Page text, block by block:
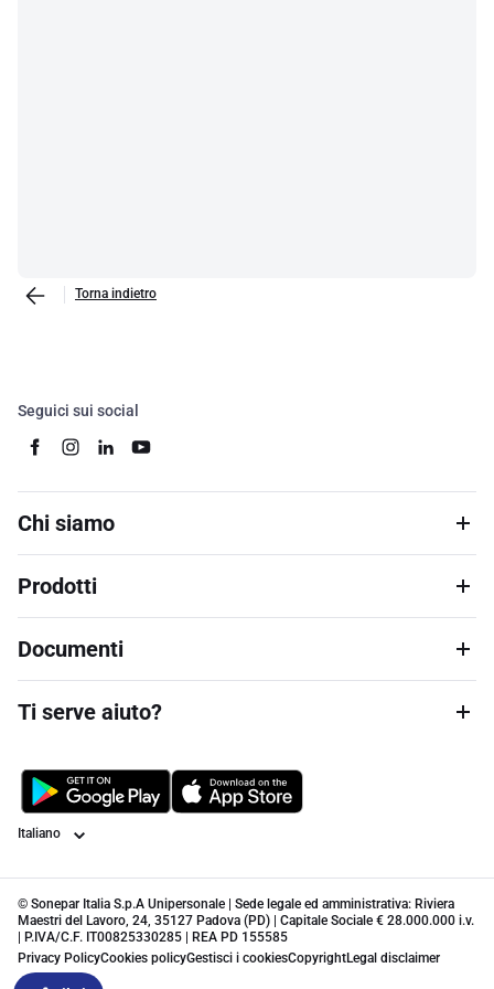
Torna indietro
Seguici sui social
Chi siamo
Prodotti
Documenti
Ti serve aiuto?
Lingua
© Sonepar Italia S.p.A Unipersonale | Sede legale ed amministrativa: Riviera
Maestri del Lavoro, 24, 35127 Padova (PD) | Capitale Sociale € 28.000.000 i.v.
| P.IVA/C.F. IT00825330285 | REA PD 155585
Privacy PolicyCookies policyGestisci i cookiesCopyrightLegal disclaimer